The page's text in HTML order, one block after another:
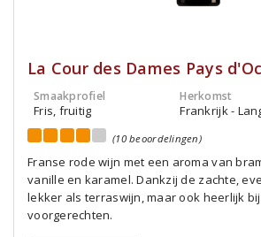
La Cour des Dames Pays
Smaakprofiel
Fris, fruitig
Herkomst
Frankrijk -
(10 beoordelingen)
Franse rode wijn met een aroma van
vanille en karamel. Dankzij de zachte,
lekker als terraswijn, maar ook heerlijk
voorgerechten.